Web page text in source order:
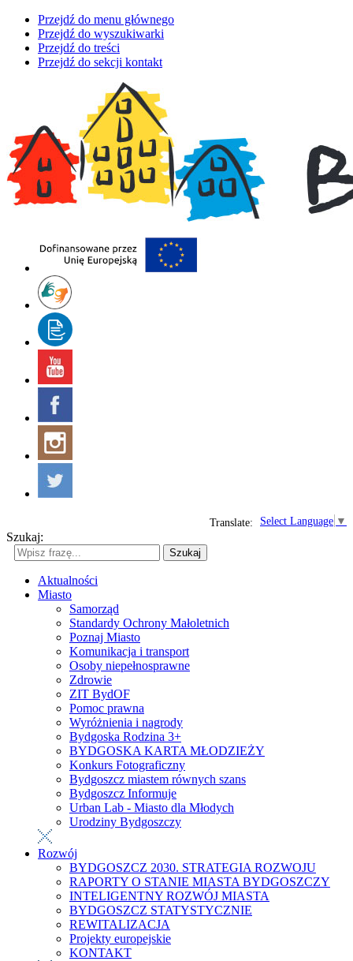
Przejdź do menu głównego
Przejdź do wyszukiwarki
Przejdź do treści
Przejdź do sekcji kontakt
Select Language ▼
Translate:
Szukaj:
Szukaj
Aktualności
Miasto
Samorząd
Standardy Ochrony Małoletnich
Poznaj Miasto
Komunikacja i transport
Osoby niepełnosprawne
Zdrowie
ZIT BydOF
Pomoc prawna
Wyróżnienia i nagrody
Bydgoska Rodzina 3+
BYDGOSKA KARTA MŁODZIEŻY
Konkurs Fotograficzny
Bydgoszcz miastem równych szans
Bydgoszcz Informuje
Urban Lab - Miasto dla Młodych
Urodziny Bydgoszczy
Rozwój
BYDGOSZCZ 2030. STRATEGIA ROZWOJU
RAPORTY O STANIE MIASTA BYDGOSZCZY
INTELIGENTNY ROZWÓJ MIASTA
BYDGOSZCZ STATYSTYCZNIE
REWITALIZACJA
Projekty europejskie
KONTAKT